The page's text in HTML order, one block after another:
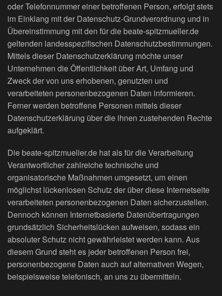
oder Telefonnummer einer betroffenen Person, erfolgt stets
im Einklang mit der Datenschutz-Grundverordnung und in
Übereinstimmung mit den für die beate-spitzmueller.de
geltenden landesspezifischen Datenschutzbestimmungen.
Mittels dieser Datenschutzerklärung möchte unser
Unternehmen die Öffentlichkeit über Art, Umfang und
Zweck der von uns erhobenen, genutzten und
verarbeiteten personenbezogenen Daten informieren.
Ferner werden betroffene Personen mittels dieser
Datenschutzerklärung über die ihnen zustehenden Rechte
aufgeklärt.
Die beate-spitzmueller.de hat als für die Verarbeitung
Verantwortlicher zahlreiche technische und
organisatorische Maßnahmen umgesetzt, um einen
möglichst lückenlosen Schutz der über diese Internetseite
verarbeiteten personenbezogenen Daten sicherzustellen.
Dennoch können Internetbasierte Datenübertragungen
grundsätzlich Sicherheitslücken aufweisen, sodass ein
absoluter Schutz nicht gewährleistet werden kann. Aus
diesem Grund steht es jeder betroffenen Person frei,
personenbezogene Daten auch auf alternativen Wegen,
beispielsweise telefonisch, an uns zu übermitteln.